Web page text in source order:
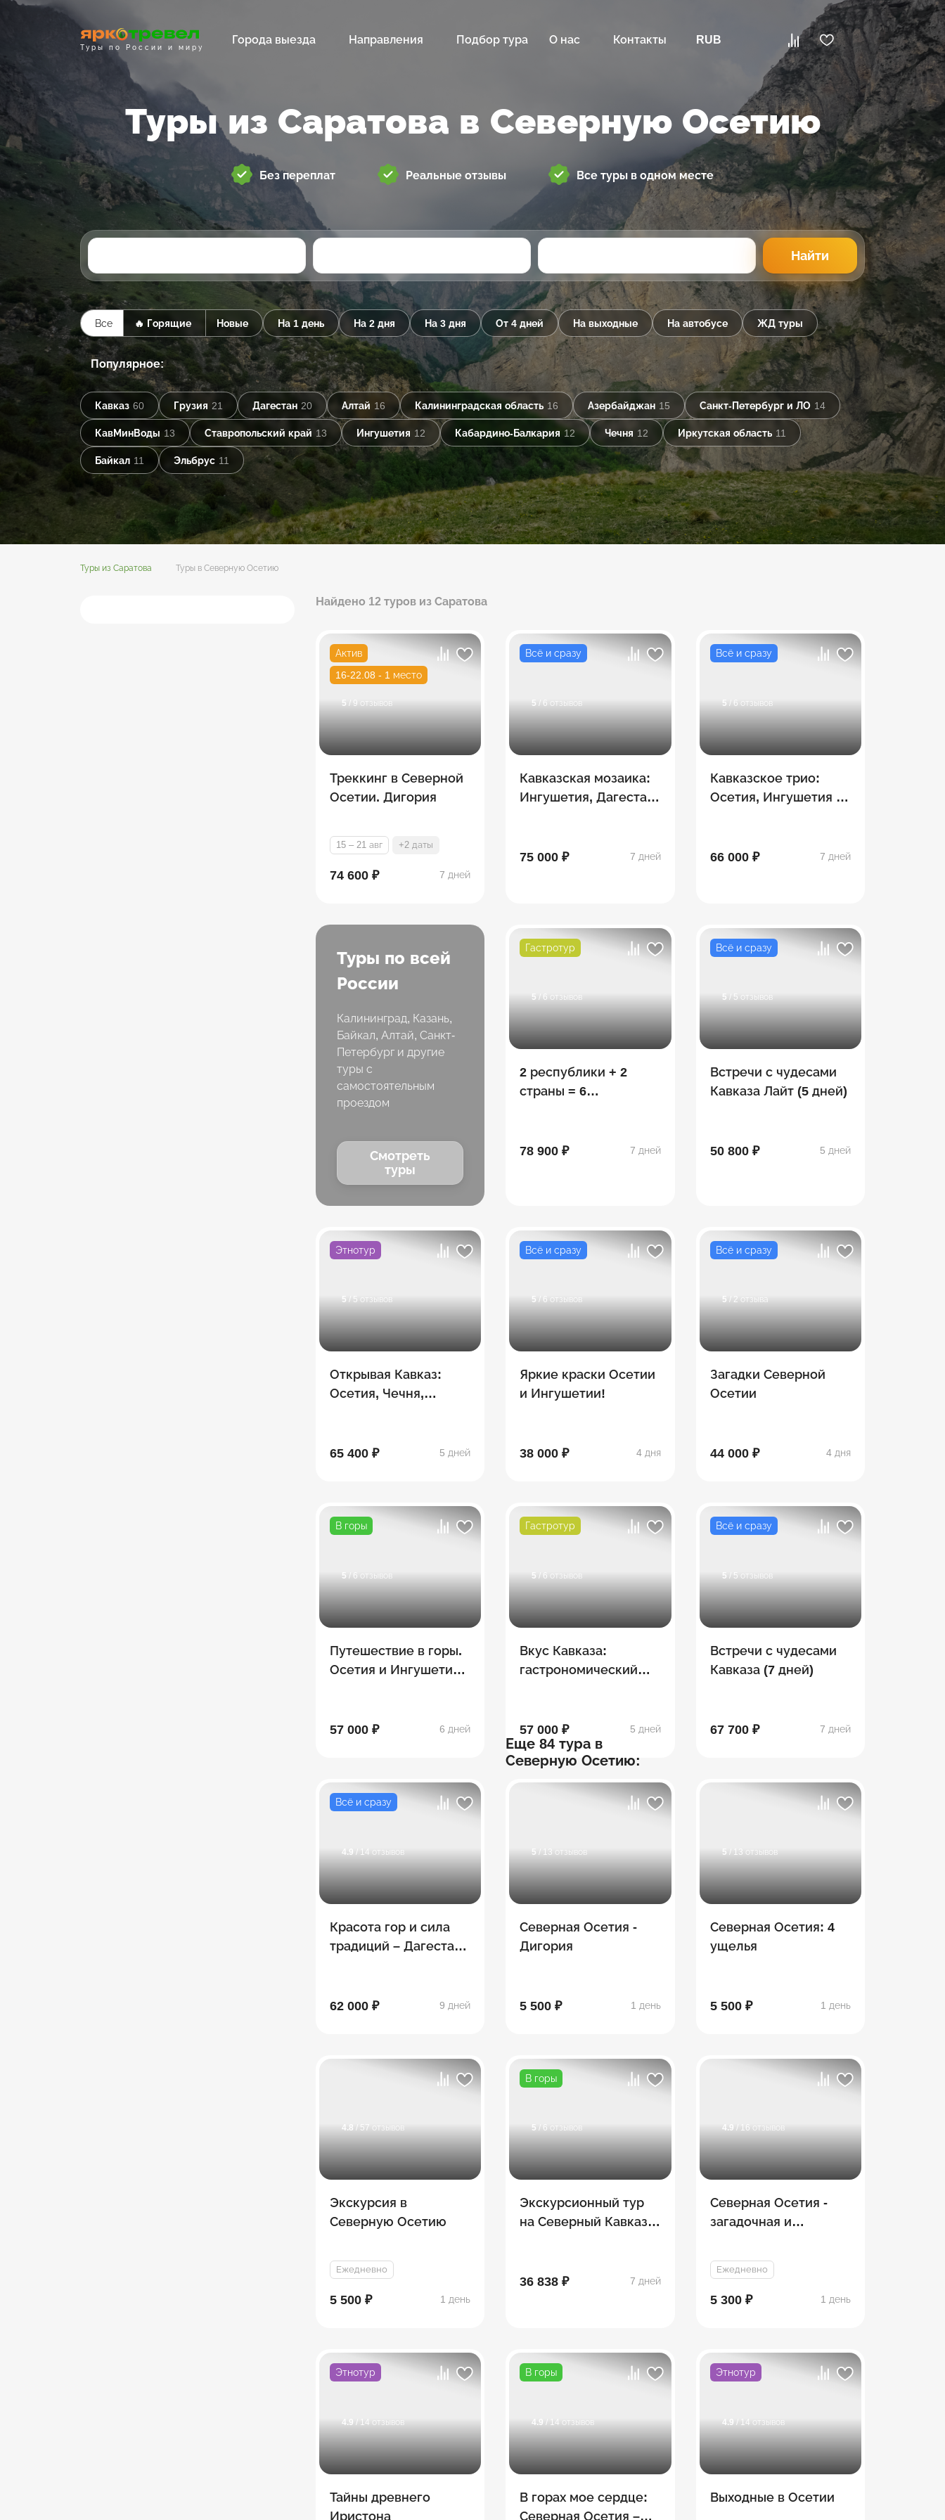
Туры по России и миру
Города выезда Направления Подбор тура О нас Контакты RUB
Туры из Саратова в Северную Осетию
Без переплат Реальные отзывы Все туры в одном месте
Найти
Все 🔥 Горящие Новые На 1 день На 2 дня На 3 дня От 4 дней На выходные На автобусе ЖД туры
Популярное:
Кавказ 60 Грузия 21 Дагестан 20 Алтай 16 Калининградская область 16 Азербайджан 15 Санкт-Петербург и ЛО 14
КавМинВоды 13 Ставропольский край 13 Ингушетия 12 Кабардино-Балкария 12 Чечня 12 Иркутская область 11
Байкал 11 Эльбрус 11
Туры из Саратова Туры в Северную Осетию
Найдено 12 туров из Саратова
Актив
16-22.08 - 1 место
5 / 9 отзывов
Треккинг в Северной
Осетии. Дигория
15 – 21 авг +2 даты
74 600 ₽ 7 дней
Всё и сразу
5 / 6 отзывов
Кавказская мозаика:
Ингушетия, Дагестан,
75 000 ₽
7 дней
Всё и сразу
5 / 6 отзывов
Кавказское трио:
Осетия, Ингушетия и
66 000 ₽ 7 дней
Туры по всей
России
Калининград, Казань,
Байкал, Алтай, Санкт-
Петербург и другие
туры с
самостоятельным
проездом
Смотреть
туры
Гастротур
5 / 6 отзывов
2 республики + 2
страны = 6
- Осетия - Грузия
78 900 ₽ 7 дней
Всё и сразу
5 / 5 отзывов
Встречи с чудесами
Кавказа Лайт (5 дней)
50 800 ₽ 5 дней
Этнотур
5 / 5 отзывов
Открывая Кавказ:
Осетия, Чечня,
65 400 ₽ 5 дней
Всё и сразу
5 / 6 отзывов
Яркие краски Осетии
и Ингушетии!
38 000 ₽ 4 дня
Всё и сразу
5 / 2 отзыва
Загадки Северной
Осетии
44 000 ₽ 4 дня
В горы
5 / 6 отзывов
Путешествие в горы.
Осетия и Ингушетия!
57 000 ₽ 6 дней
Гастротур
5 / 6 отзывов
Вкус Кавказа:
гастрономический
57 000 ₽ 5 дней
Всё и сразу
5 / 5 отзывов
Встречи с чудесами
Кавказа (7 дней)
67 700 ₽ 7 дней
Всё и сразу
4.9 / 14 отзывов
Красота гор и сила
традиций – Дагестан
62 000 ₽
9 дней
Еще 84 тура в
Северную Осетию:
5 / 13 отзывов
Северная Осетия -
Дигория
5 500 ₽ 1 день
5 / 13 отзывов
Северная Осетия: 4
ущелья
5 500 ₽ 1 день
4.8 / 57 отзывов
Экскурсия в
Северную Осетию
Ежедневно
5 500 ₽ 1 день
В горы
5 / 6 отзывов
Экскурсионный тур
на Северный Кавказ:
36 838 ₽ 7 дней
4.9 / 16 отзывов
Северная Осетия -
загадочная и
группа)
Ежедневно
5 300 ₽ 1 день
Этнотур
4.9 / 14 отзывов
Тайны древнего
Иристона
В горы
4.9 / 14 отзывов
В горах мое сердце:
Северная Осетия –
Этнотур
4.9 / 14 отзывов
Выходные в Осетии